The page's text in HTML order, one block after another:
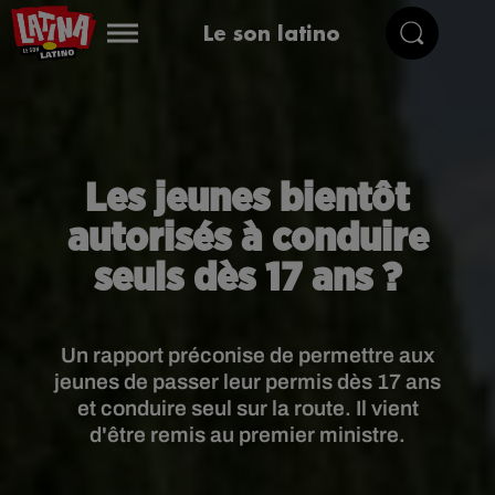
Le son latino
Les jeunes bientôt
autorisés à conduire
seuls dès 17 ans ?
Un rapport préconise de permettre aux
jeunes de passer leur permis dès 17 ans
et conduire seul sur la route. Il vient
d'être remis au premier ministre.